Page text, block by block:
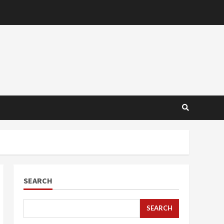
SEARCH
SEARCH